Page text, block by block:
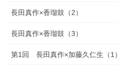
長田真作×香瑠鼓（2）
長田真作×香瑠鼓（3）
第1回 長田真作×加藤久仁生（1）